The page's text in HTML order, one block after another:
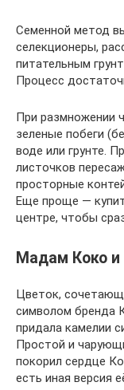
Семенной метод
селекционеры,
питательным
Процесс
При размножении
зеленые побеги
воде или грунте.
листочков
просторные
Еще проще —
центре, чтобы
Мадам Коко и
Цветок,
символом бренда
придала камелии
Простой и
покорил сердце
есть иная версия